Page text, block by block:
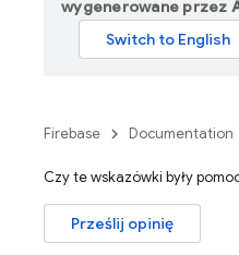
wygenerowane przez
Firebase Documentation
Czy te wskazówki były
Prześlij opinię